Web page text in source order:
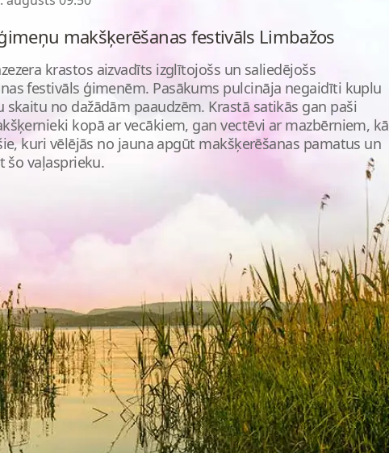
makšķerēšanas festivāls Limbažos
krastos aizvadīts izglītojošs un saliedējošs
festivāls ģimenēm. Pasākums pulcināja negaidīti kuplu
skaitu no dažādām paaudzēm. Krastā satikās gan paši
kopā ar vecākiem, gan vectēvi ar mazbērniem, kā
kuri vēlējās no jauna apgūt makšķerēšanas pamatus un
šo vaļasprieku.